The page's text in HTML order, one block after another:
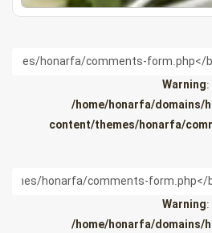
Warning
/home/honarfa/domains/
content/themes/honarfa/
Warning
/home/honarfa/domains/